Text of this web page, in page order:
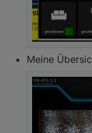
Meine